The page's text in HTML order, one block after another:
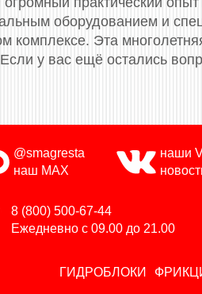
оборудованием и
комплексе. Эта
у вас ещё остались
@smagresta
наш MAX
наши
8 (800) 500-67-44
Ежедневно с 09.00 до 21.00
ГИДРОБЛОКИ